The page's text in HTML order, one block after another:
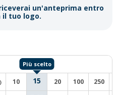
un'anteprima entro
il tuo logo.
) 10 15 20 100 250